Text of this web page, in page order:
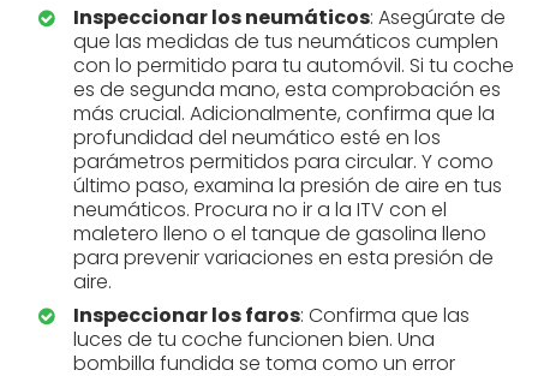
Inspeccionar los neumáticos: Asegúrate de
que las medidas de tus neumáticos cumplen
con lo permitido para tu automóvil. Si tu coche
es de segunda mano, esta comprobación es
más crucial. Adicionalmente, confirma que la
profundidad del neumático esté en los
parámetros permitidos para circular. Y como
último paso, examina la presión de aire en tus
neumáticos. Procura no ir a la ITV con el
maletero lleno o el tanque de gasolina lleno
para prevenir variaciones en esta presión de
aire.
Inspeccionar los faros: Confirma que las
luces de tu coche funcionen bien. Una
bombilla fundida se toma como un error